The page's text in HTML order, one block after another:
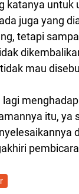
katanya untuk
juga yang
tetapi
mau
lagi
itu, ya